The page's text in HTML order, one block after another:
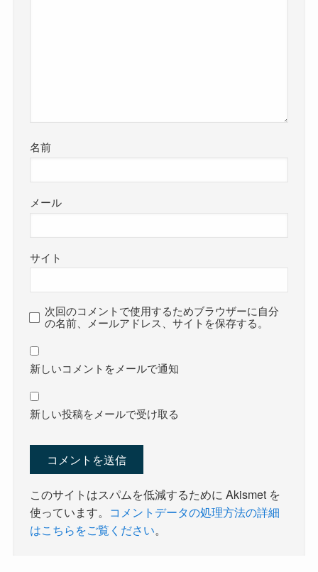
名前
メール
サイト
次回のコメントで使用するためブラウザーに自分
の名前、メールアドレス、サイトを保存する。
新しいコメントをメールで通知
新しい投稿をメールで受け取る
このサイトはスパムを低減するために Akismet を
使っています。 コメントデータの処理方法の詳細
はこちらをご覧ください。